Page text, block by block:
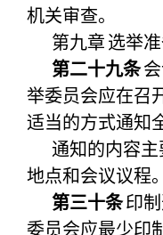
机关审查。
第九章 选举
第二十九条
举委员会应在召
适当的方式通知
通知的内容主
地点和会议议程。
第三十条印
委员会应最少印